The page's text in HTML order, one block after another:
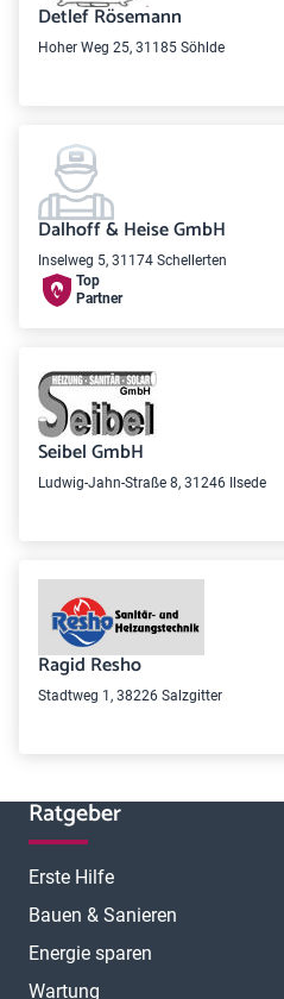
Detlef Rösemann
Hoher Weg 25, 31185 Söhlde
Dalhoff & Heise GmbH
Inselweg 5, 31174 Schellerten
Top
Partner
Seibel GmbH
Ludwig-Jahn-Straße 8, 31246 Ilsede
Ragid Resho
Stadtweg 1, 38226 Salzgitter
Ratgeber
Erste Hilfe
Bauen & Sanieren
Energie sparen
Wartung